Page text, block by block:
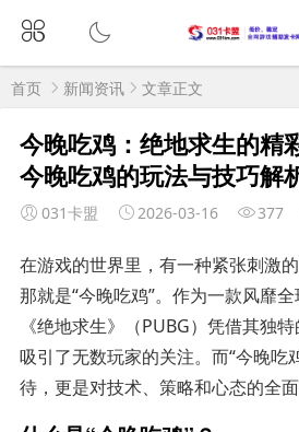
首页 新闻资讯 文章正文
今晚吃鸡：绝地求生的精
今晚吃鸡的玩法与技巧解
031卡盟 2026-03-16 377
在游戏的世界里，有一种紧张刺激
那就是“今晚吃鸡”。作为一款风靡
《绝地求生》（PUBG）凭借其独
吸引了无数玩家的关注。而“今晚吃
待，更是对技术、策略和心态的全面